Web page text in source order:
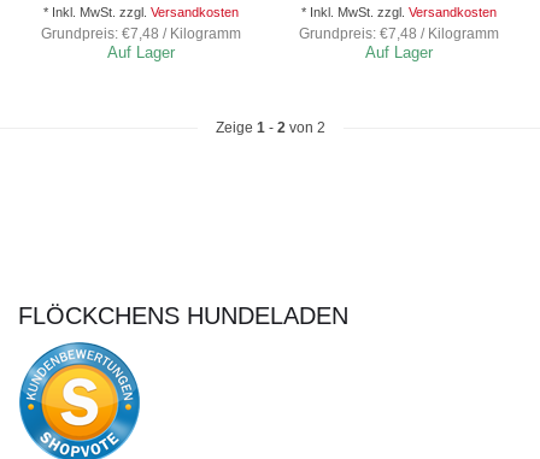
* Inkl. MwSt. zzgl. Versandkosten
Grundpreis: €7,48 / Kilogramm
Auf Lager
* Inkl. MwSt. zzgl. Versandkosten
Grundpreis: €7,48 / Kilogramm
Auf Lager
Zeige 1- 2von 2
FLÖCKCHENS HUNDELADEN